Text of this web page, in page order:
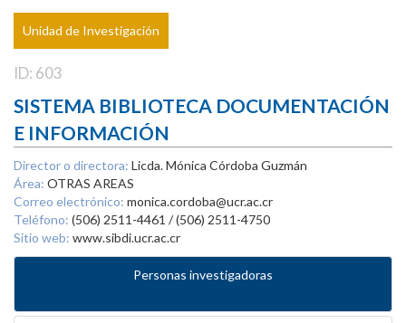
Unidad de Investigación
ID: 603
SISTEMA BIBLIOTECA DOCUMENTACIÓN
E INFORMACIÓN
Director o directora: Licda. Mónica Córdoba Guzmán
Área: OTRAS AREAS
Correo electrónico: monica.cordoba@ucr.ac.cr
Teléfono: (506) 2511-4461 / (506) 2511-4750
Sitio web: www.sibdi.ucr.ac.cr
Personas investigadoras